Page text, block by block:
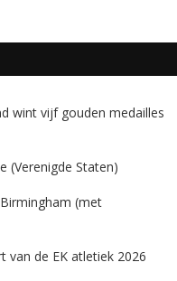
wint vijf gouden medailles
(Verenigde Staten)
(met
van de EK atletiek 2026